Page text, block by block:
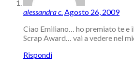
alessandra c.Agosto 26, 2009
Ciao Emiliano… ho premiato te e
Scrap Award… vai a vedere nel
Rispondi